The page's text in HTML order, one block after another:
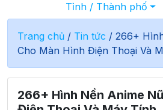
Tỉnh / Thành phố
Trang chủ / Tin tức / 266+
Cho Màn Hình Điện Thoại Và
266+ Hình Nền Anime